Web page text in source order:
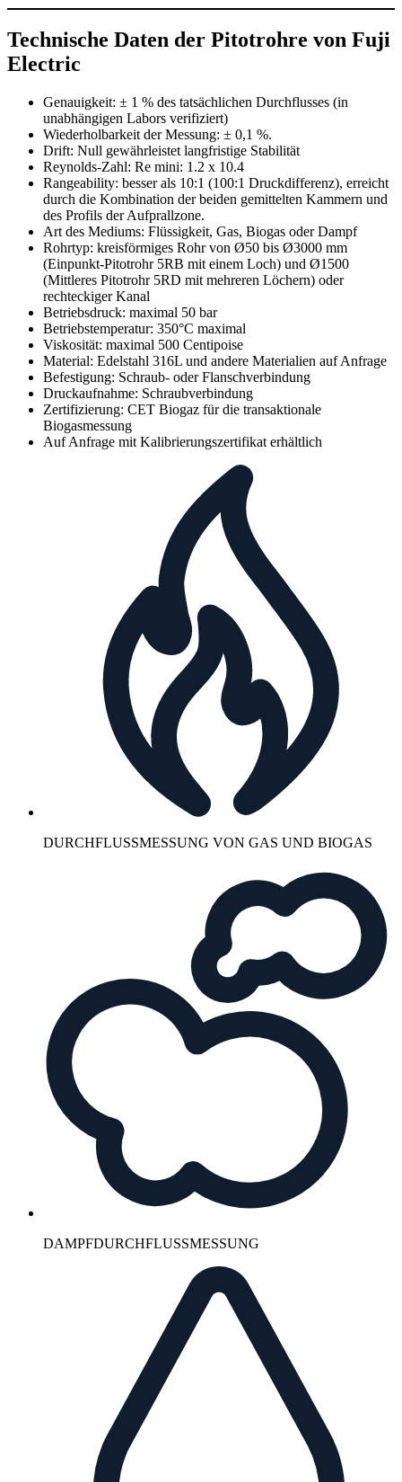
Technische Daten der Pitotrohre von Fuji
Electric
Genauigkeit: ± 1 % des tatsächlichen Durchflusses (in
unabhängigen Labors verifiziert)
Wiederholbarkeit der Messung: ± 0,1 %.
Drift: Null gewährleistet langfristige Stabilität
Reynolds-Zahl: Re mini: 1.2 x 10.4
Rangeability: besser als 10:1 (100:1 Druckdifferenz), erreicht
durch die Kombination der beiden gemittelten Kammern und
des Profils der Aufprallzone.
Art des Mediums: Flüssigkeit, Gas, Biogas oder Dampf
Rohrtyp: kreisförmiges Rohr von Ø50 bis Ø3000 mm
(Einpunkt-Pitotrohr 5RB mit einem Loch) und Ø1500
(Mittleres Pitotrohr 5RD mit mehreren Löchern) oder
rechteckiger Kanal
Betriebsdruck: maximal 50 bar
Betriebstemperatur: 350°C maximal
Viskosität: maximal 500 Centipoise
Material: Edelstahl 316L und andere Materialien auf Anfrage
Befestigung: Schraub- oder Flanschverbindung
Druckaufnahme: Schraubverbindung
Zertifizierung: CET Biogaz für die transaktionale
Biogasmessung
Auf Anfrage mit Kalibrierungszertifikat erhältlich
DURCHFLUSSMESSUNG VON GAS UND BIOGAS
DAMPFDURCHFLUSSMESSUNG